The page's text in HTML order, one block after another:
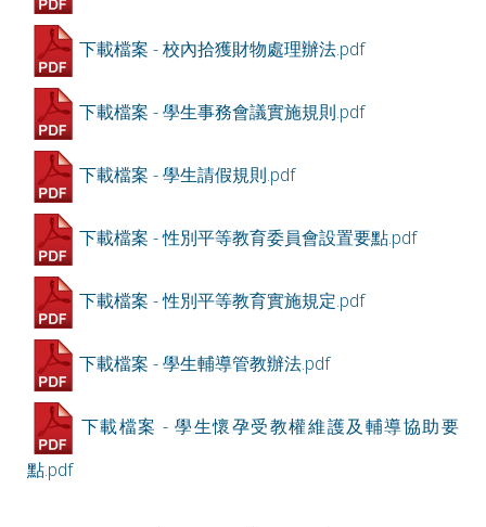
下載檔案 - 校內拾獲財物處理辦法.pdf
下載檔案 - 學生事務會議實施規則.pdf
下載檔案 - 學生請假規則.pdf
下載檔案 - 性別平等教育委員會設置要點.pdf
下載檔案 - 性別平等教育實施規定.pdf
下載檔案 - 學生輔導管教辦法.pdf
下載檔案 - 學生懷孕受教權維護及輔導協助要
點.pdf